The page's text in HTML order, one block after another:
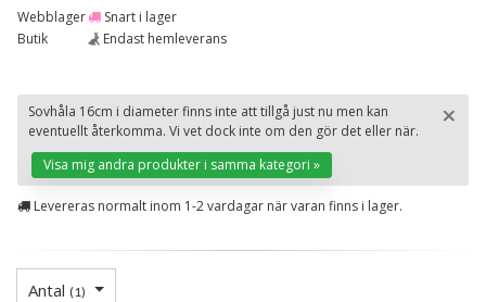
Webblager
Snart i lager
Butik
Endast hemleverans
×
Sovhåla 16cm i diameter finns inte att tillgå just nu men kan
eventuellt återkomma. Vi vet dock inte om den gör det eller när.
Visa mig andra produkter i samma kategori »
Levereras normalt inom 1-2 vardagar när varan finns i lager.
Antal (1)